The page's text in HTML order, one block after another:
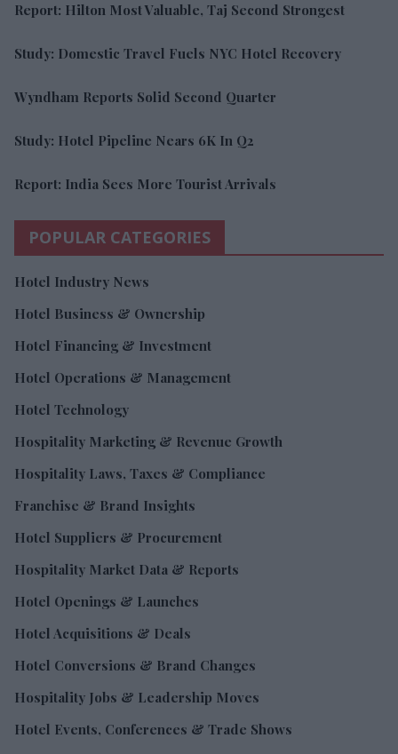
Report: Hilton Most Valuable, Taj Second Strongest
Study: Domestic Travel Fuels NYC Hotel Recovery
Wyndham Reports Solid Second Quarter
Study: Hotel Pipeline Nears 6K In Q2
Report: India Sees More Tourist Arrivals
POPULAR CATEGORIES
Hotel Industry News
Hotel Business & Ownership
Hotel Financing & Investment
Hotel Operations & Management
Hotel Technology
Hospitality Marketing & Revenue Growth
Hospitality Laws, Taxes & Compliance
Franchise & Brand Insights
Hotel Suppliers & Procurement
Hospitality Market Data & Reports
Hotel Openings & Launches
Hotel Acquisitions & Deals
Hotel Conversions & Brand Changes
Hospitality Jobs & Leadership Moves
Hotel Events, Conferences & Trade Shows